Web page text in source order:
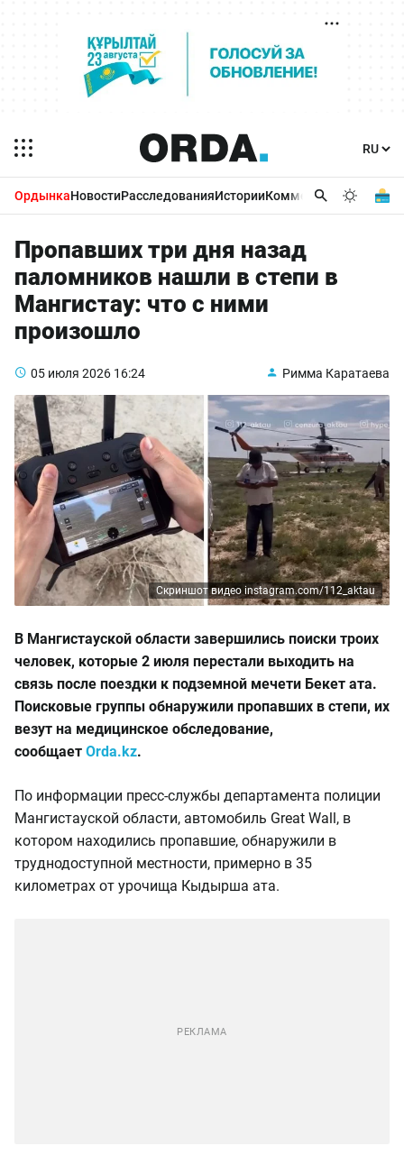
ОрдынкаНовостиРасследованияИсторииКомментарииБизнес
Пропавших три дня назад
паломников нашли в степи в
Мангистау: что с ними
произошло
05 июля 2026 16:24 Римма Каратаева
Скриншот видео instagram.com/112_aktau
В Мангистауской области завершились поиски троих
человек, которые 2 июля перестали выходить на
связь после поездки к подземной мечети Бекет ата.
Поисковые группы обнаружили пропавших в степи, их
везут на медицинское обследование,
сообщает Orda.kz.
По информации пресс-службы департамента полиции
Мангистауской области, автомобиль Great Wall, в
котором находились пропавшие, обнаружили в
труднодоступной местности, примерно в 35
километрах от урочища Кыдырша ата.